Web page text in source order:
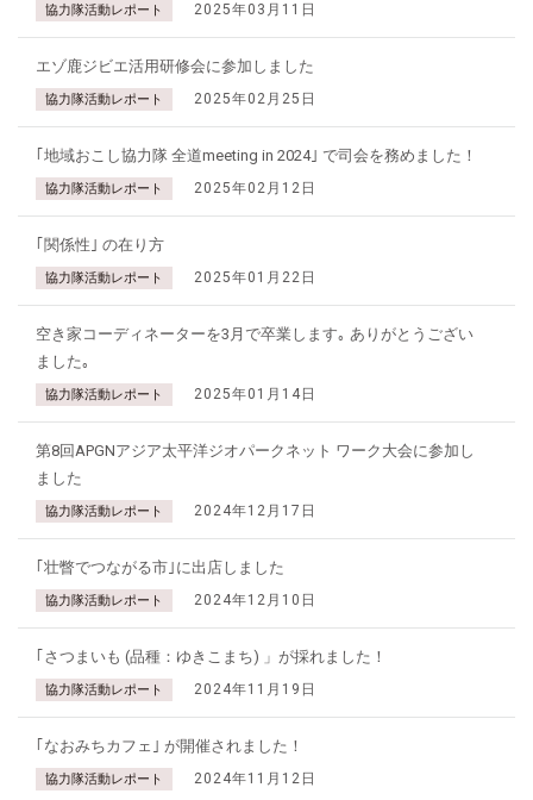
協力隊活動レポート 2025年03月11日
エゾ鹿ジビエ活用研修会に参加しました
協力隊活動レポート 2025年02月25日
｢地域おこし協力隊 全道meeting in 2024｣ で司会を務めました！
協力隊活動レポート 2025年02月12日
｢関係性｣ の在り方
協力隊活動レポート 2025年01月22日
空き家コーディネーターを3月で卒業します｡ ありがとうござい
ました｡
協力隊活動レポート 2025年01月14日
第8回APGNアジア太平洋ジオパークネット ワーク大会に参加し
ました
協力隊活動レポート 2024年12月17日
｢壮瞥でつながる市｣に出店しました
協力隊活動レポート 2024年12月10日
｢さつまいも (品種：ゆきこまち) 」が採れました！
協力隊活動レポート 2024年11月19日
｢なおみちカフェ｣ が開催されました！
協力隊活動レポート 2024年11月12日